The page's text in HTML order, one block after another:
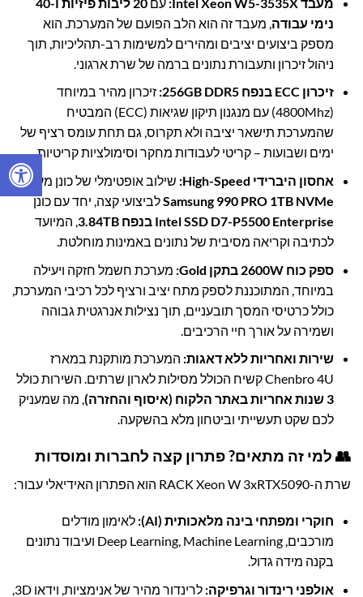
נימי עבודה , מעבד זה הוא הלב הפועם של המערכת. הוא
מספק ביצועים יציבים ומהירים למשימות רב-תהליכיות, תוך
ניהול זיכרון ותעבורת נתונים ברמה של שרת ארגוני.
זיכרון ECC בנפח 256GB DDR5:
זיכרון מהיר במיוחד
(4800Mhz) עם מנגנון תיקון שגיאות (ECC) המבטיח
שהמערכת תישאר יציבה ולא תקרוס, גם תחת עומס רציף של
ימים ושבועות – קריטי לעבודות מחקר וסימולציות קריטיות.
אחסון היברידי High-Speed:
שילוב אופטימלי של כונן מערכת
Samsung 990 PRO 1TB NVMeלביצועי קצה, יחד עם כונן
Intel SSD D7-P5500 Enterprise בנפח 3.84TB
, המיועד
לכתיבה וקריאה מסיבית של נתונים באמינות מוחלטת.
ספק כוח 2600W בתקן Gold:
מערכת חשמל חזקה ויעילה
במיוחד, המתוכננת לספק מתח יציב ורציף לכל רכיבי המערכת,
כולל כרטיסי המסך תובעניים, תוך נצילות אנרגטית גבוהה
ושמירה על אורך חיי הרכיבים.
שירות ואחריות ללא דאגות: המערכת מותקנת במארז
Chenbro 4U קשיח הכולל מסילות לארון שרתים. השירות כולל
3 שנות אחריות באתר הלקוח (איסוף והחזרה)
, מה שמעניק
לכם שקט תעשייתי וביטחון מלא בהשקעה.
👥 למי זה מתאים? פתרון קצה לחברות ומוסדות
שרת ה-RACK Xeon W 3xRTX5090 הוא הפתרון האידיאלי עבור:
חוקרי ומפתחי בינה מלאכותית (AI):
לאימון מודלים
מורכבים, Deep Learning, Machine Learning ועיבוד נתונים
בקנה מידה גדול.
אולפני רינדור וגרפיקה:
לרינדור מהיר של אנימציות, וידאו 3D,